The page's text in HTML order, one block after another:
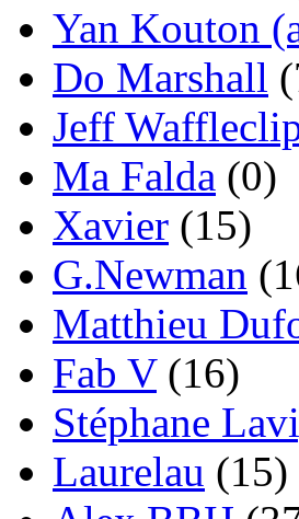
Yan Kouton
Do Marshall
Jeff
Ma Falda (0)
Xavier (15)
G.Newman
Matthieu
Fab V(16)
Stéphane
Laurelau (15)